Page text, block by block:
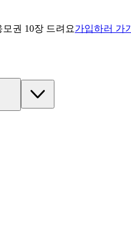
모권 10장 드려요가입하러 가기